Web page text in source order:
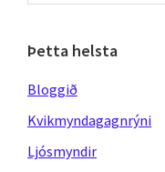
Þetta helsta
Bloggið
Kvikmyndagagnrýni
Ljósmyndir